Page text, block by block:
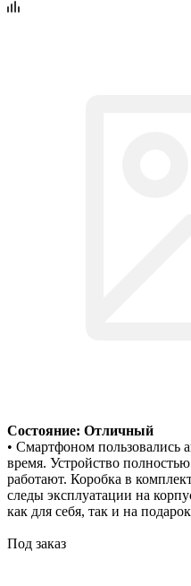
Состояние: Отличный
• Смартфоном пользовались
время. Устройство
работают. Коробка в
следы эксплуатации на
как для себя, так и на
Под заказ